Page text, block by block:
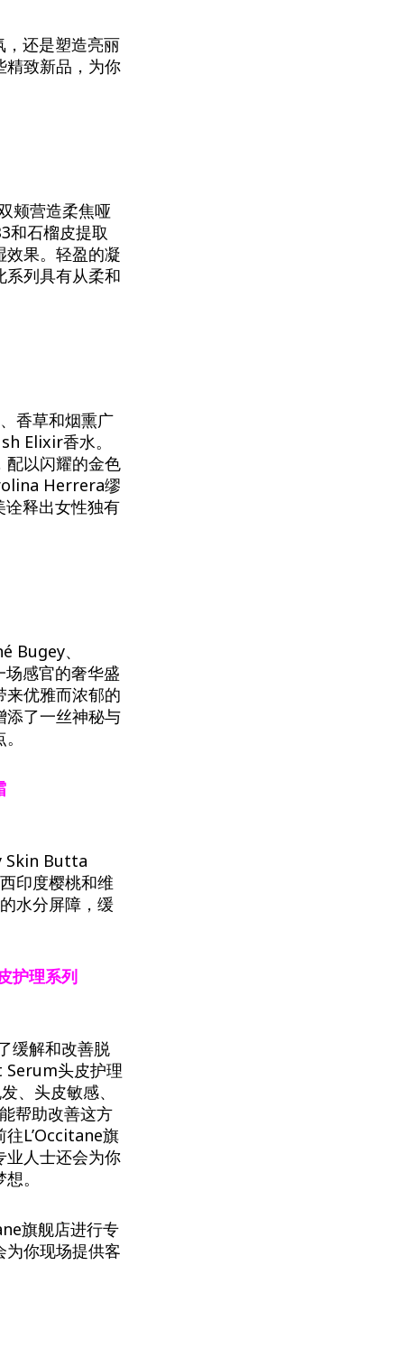
还是塑造亮丽
精致新品，为你
颊营造柔焦哑
和石榴皮提取
效果。轻盈的凝
系列具有从柔和
香草和烟熏广
Elixir香水。
配以闪耀的金色
Herrera缪
释出女性独有
Bugey、
感官的奢华盛
来优雅而浓郁的
添了一丝神秘与
Skin Butta
印度樱桃和维
水分屏障，缓
护理系列
缓解和改善脱
头皮护理
、头皮敏感、
帮助改善这方
L’Occitane旗
业人士还会为你
。
旗舰店进行专
为你现场提供客